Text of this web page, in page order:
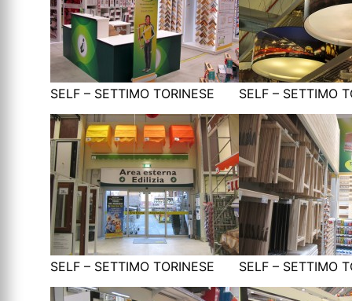
SELF – SETTIMO TORINESE SELF – SETTIMO
SELF – SETTIMO TORINESE SELF – SETTIMO